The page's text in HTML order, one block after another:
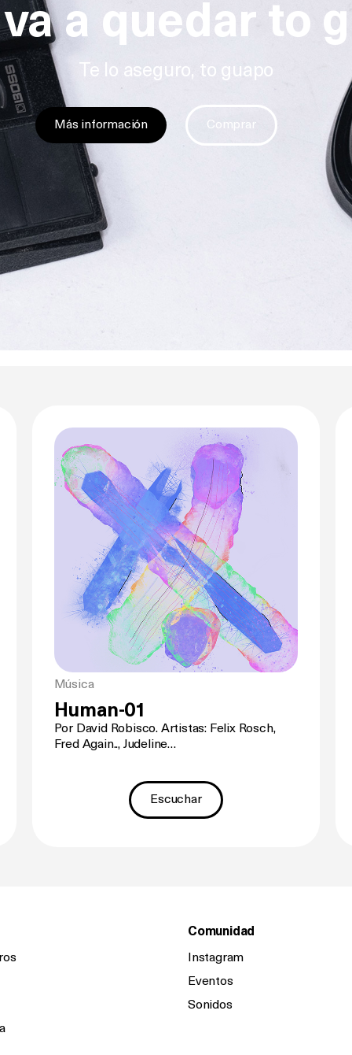
a quedar to
Te lo aseguro, to guapo
Más información Comprar
Música
Human-01
Por David Robisco. Artistas: Felix Rosch,
Fred Again.., Judeline…
Escuchar
Comunidad
Instagram
Eventos
Sonidos